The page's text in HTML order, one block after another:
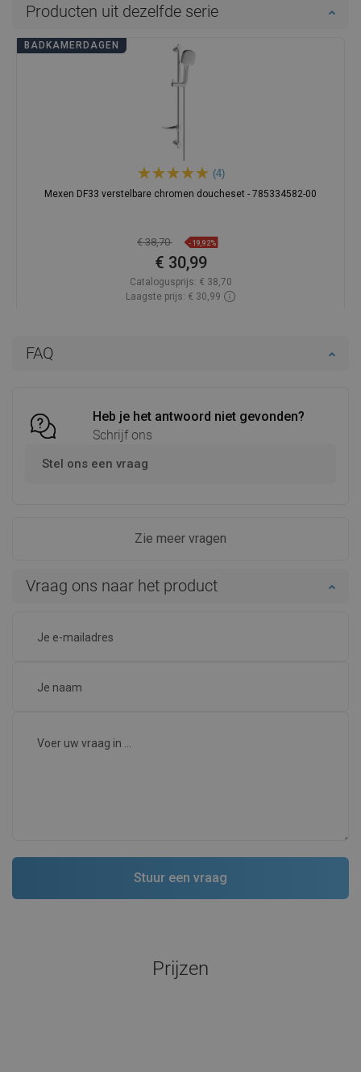
FAQ
Heb je het antwoord niet gevonden?
Schrijf ons
Stel ons een vraag
Zie meer vragen
Vraag ons naar het product
Producten uit dezelfde serie
BADKAMERDAGEN
(4)
Mexen DF33 verstelbare chromen doucheset - 785334582-00
€ 38,70 -19,92%
€ 30,99
Catalogusprijs: € 38,70
Laagste prijs: € 30,99
Prijzen